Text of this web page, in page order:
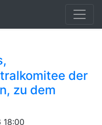
der
zu dem
18:00